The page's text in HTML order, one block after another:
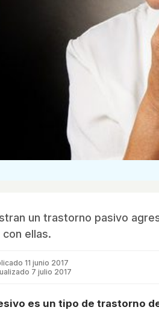
un trastorno pasivo
ellas.
11 junio 2017
7 julio 2017
es un tipo de trastorno